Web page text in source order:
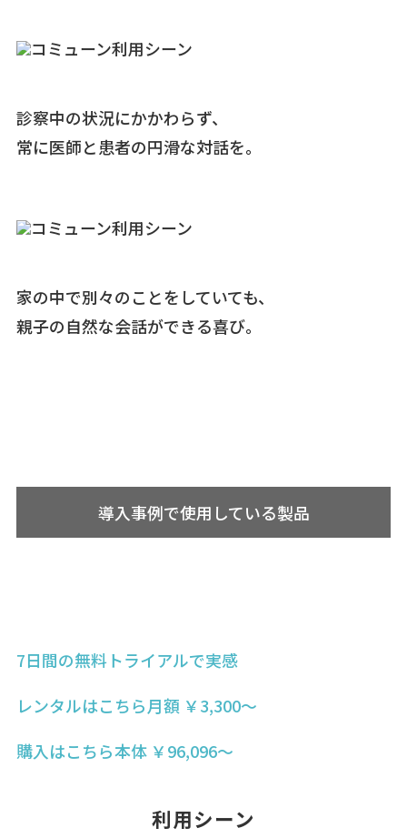
診察中の状況にかかわらず、
常に医師と患者の円滑な対話を。
家の中で別々のことをしていても、
親子の自然な会話ができる喜び。
導入事例で使用している製品
7日間の無料トライアルで実感
レンタルはこちら月額 ￥3,300〜
購入はこちら本体 ￥96,096〜
利用シーン